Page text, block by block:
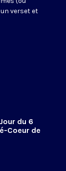
verset et
du 6
Coeur de